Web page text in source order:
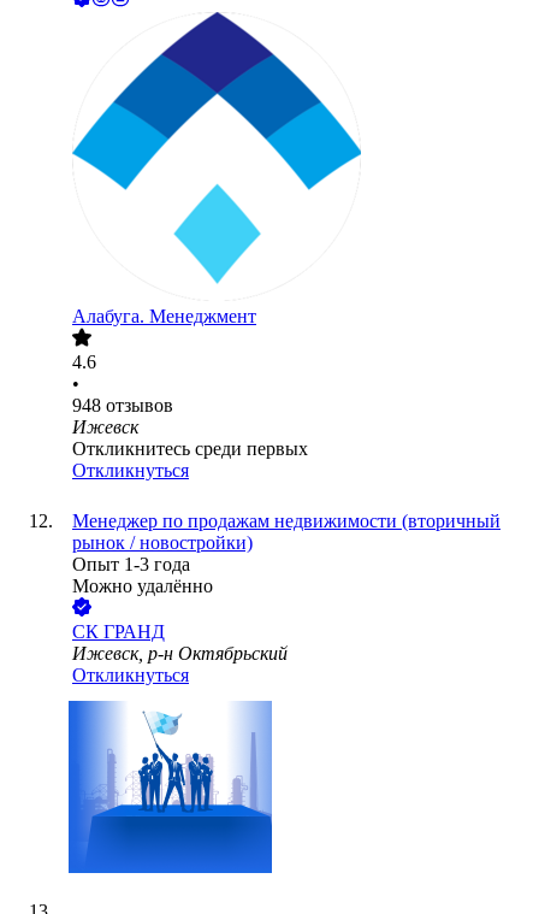
Алабуга. Менеджмент
4.6
•
948 отзывов
Ижевск
Откликнитесь среди первых
Откликнуться
Менеджер по продажам недвижимости (вторичный
рынок / новостройки)
Опыт 1-3 года
Можно удалённо
СК ГРАНД
Ижевск, р-н Октябрьский
Откликнуться